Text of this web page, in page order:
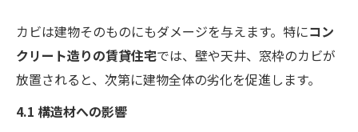
カビは建物そのものにもダメージを与えます。特にコン
クリート造りの賃貸住宅では、壁や天井、窓枠のカビが
放置されると、次第に建物全体の劣化を促進します。
4.1 構造材への影響